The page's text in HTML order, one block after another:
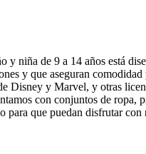
niña de 9 a 14 años está
y que aseguran
Disney y Marvel, y otras
con conjuntos de ropa,
para que puedan disfrutar